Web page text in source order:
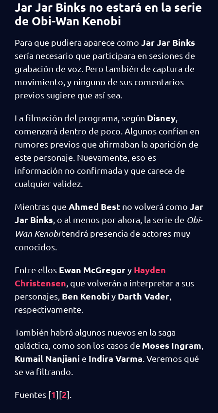
Jar Jar Binks no estará en la serie
de Obi-Wan Kenobi
Para que pudiera aparece como Jar Jar Binks
sería necesario que participara en sesiones de
grabación de voz. Pero también de captura de
movimiento, y ninguno de sus comentarios
previos sugiere que así sea.
La filmación del programa, según Disney
comenzará dentro de poco. Algunos confían en
rumores previos que afirmaban la aparición de
este personaje. Nuevamente, eso es
información no confirmada y que carece de
cualquier validez.
Mientras que Ahmed Best no volverá como Jar
Jar Binks , o al menos por ahora, la serie de Obi-
Wan Kenobitendrá presencia de actores muy
conocidos.
Entre ellos Ewan McGregory Hayden
Christensen , que volverán a interpretar a sus
personajes, Ben Kenobiy Darth Vader
respectivamente.
También habrá algunos nuevos en la saga
galáctica, como son los casos de Moses Ingram
Kumail Nanjiani e Indira Varma . Veremos qué
se va filtrando.
Fuentes [1][2].